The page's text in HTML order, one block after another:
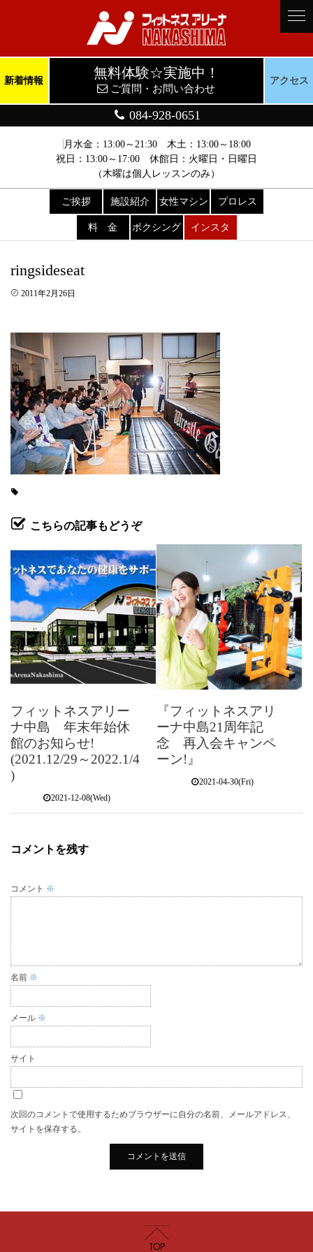
月水金：13:00～21:30 木土：13:00～18:00
祝日：13:00～17:00 休館日：火曜日・日曜日
（木曜は個人レッスンのみ）
084-928-0651
新着情報
無料体験☆実施中！
ご質問・お問い合わせ
アクセス
ご挨拶 施設紹介 女性マシン プロレス
料 金 ボクシング インスタ
ringsideseat
2011年2月26日
こちらの記事もどうぞ
フィットネスアリー
ナ中島 年末年始休
館のお知らせ!
(2021.12/29～2022.1/4
)
2021-12-08(Wed)
『フィットネスアリ
ーナ中島21周年記
念 再入会キャンペ
ーン!』
2021-04-30(Fri)
コメントを残す
コメント ※
名前 ※
メール ※
サイト
次回のコメントで使用するためブラウザーに自分の名前、メールアドレス、
サイトを保存する。